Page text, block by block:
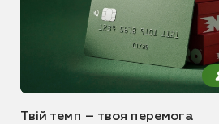
Твій темп – твоя перемога